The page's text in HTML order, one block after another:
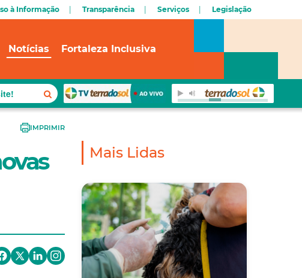
à Informação Transparência Serviços Legislação
Notícias Fortaleza Inclusiva
IMPRIMIR
Mais Lidas